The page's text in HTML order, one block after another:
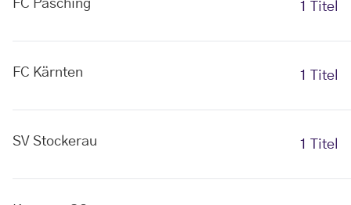
FC Pasching 1 Titel
FC Kärnten 1 Titel
SV Stockerau 1 Titel